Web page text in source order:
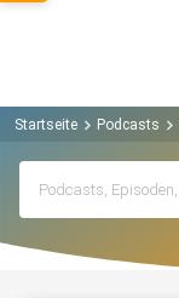
Startseite Podcasts